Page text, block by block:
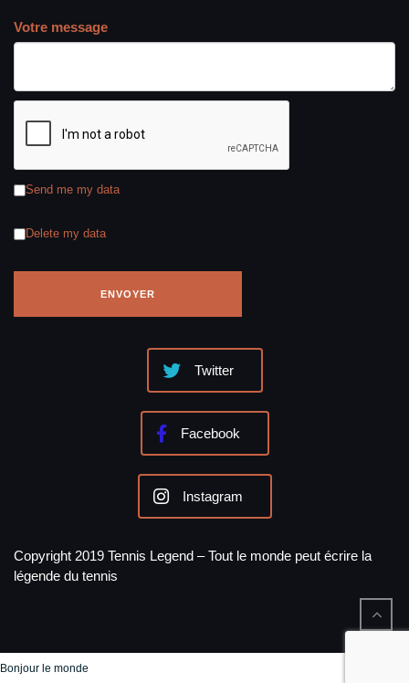
Votre message
Send me my data
Delete my data
Twitter
Facebook
Instagram
Copyright 2019 Tennis Legend – Tout le monde peut écrire la
légende du tennis
Bonjour le monde